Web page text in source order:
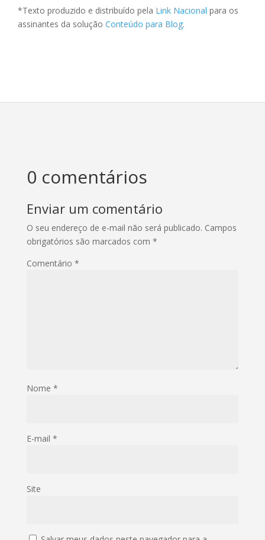
*Texto produzido e distribuído pela Link Nacional para os
assinantes da solução Conteúdo para Blog.
0 comentários
Enviar um comentário
O seu endereço de e-mail não será publicado. Campos
obrigatórios são marcados com *
Comentário *
Nome *
E-mail *
Site